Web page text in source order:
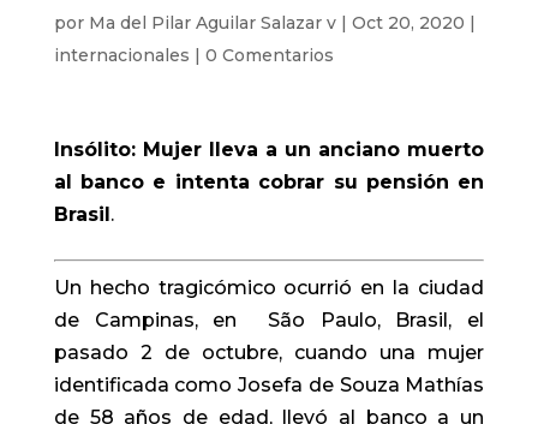
por Ma del Pilar Aguilar Salazar v| Oct 20, 2020 |
internacionales | 0 Comentarios
Insólito: Mujer lleva a un anciano muerto
al banco e intenta cobrar su pensión en
Brasil.
Un hecho tragicómico ocurrió en la ciudad
de Campinas, en São Paulo, Brasil, el
pasado 2 de octubre, cuando una mujer
identificada como Josefa de Souza Mathías
de 58 años de edad, llevó al banco a un